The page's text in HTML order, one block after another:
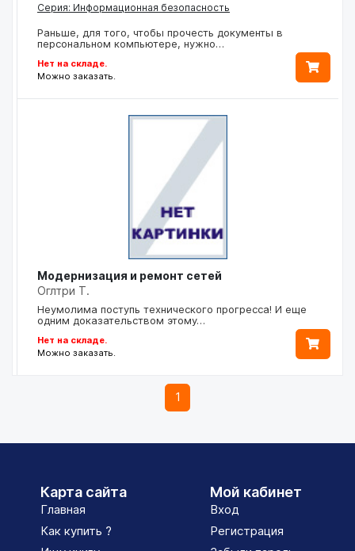
Серия: Информационная безопасность
Раньше, для того, чтобы прочесть документы в
персональном компьютере, нужно…
Нет на складе.
Можно заказать.
Модернизация и ремонт сетей
Оглтри Т.
Неумолима поступь технического прогресса! И еще
одним доказательством этому…
Нет на складе.
Можно заказать.
1
Карта сайта
Главная
Как купить ?
Мой кабинет
Вход
Регистрация